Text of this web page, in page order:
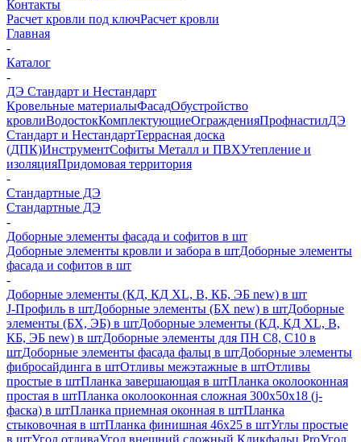
Контакты
Расчет кровли под ключРасчет кровли
Главная
-
Каталог
-
ДЭ Стандарт и Нестандарт
Кровельные материалыФасадОбустройство
кровлиВодостокКомплектующиеОгражденияПрофнастилДЭ
Стандарт и НестандартТеррасная доска
(ДПК)ИнструментСофиты Металл и ПВХУтепление и
изоляцияПридомовая территория
-
Стандартные ДЭ
Стандартные ДЭ
-
Доборные элементы фасада и софитов в шт
Доборные элементы кровли и забора в штДоборные элементы
фасада и софитов в шт
-
Доборные элементы (КД, КД XL, В, КБ, ЭБ new) в шт
J-Профиль в штДоборные элементы (БХ new) в штДоборные
элементы (БХ, ЭБ) в штДоборные элементы (КД, КД XL, В,
КБ, ЭБ new) в штДоборные элементы для ПН С8, С10 в
штДоборные элементы фасада фальц в штДоборные элементы
фибросайдинга в штОтливы межэтажные в штОтливы
простые в штПланка завершающая в штПланка околооконная
простая в штПланка околооконная сложная 300х50х18 (j-
фаска) в штПланка приемная оконная в штПланка
стыковочная в штПланка финишная 46х25 в штУглы простые
в штУгол отливаУгол внешний сложный Кликфальц ProУгол